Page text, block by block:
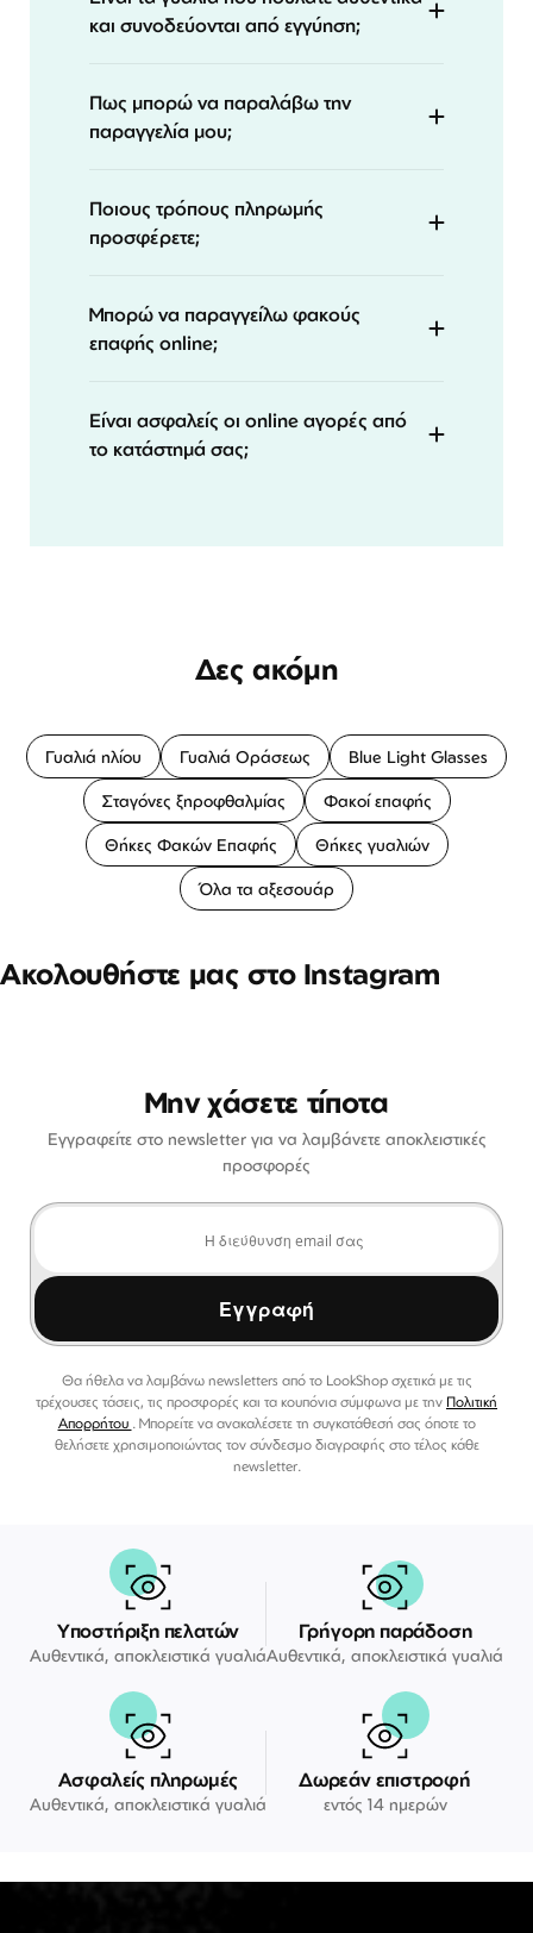
και συνοδεύονται από εγγύηση;
Πως μπορώ να παραλάβω την
παραγγελία μου;
Ποιους τρόπους πληρωμής
προσφέρετε;
Μπορώ να παραγγείλω φακούς
επαφής online;
Είναι ασφαλείς οι online αγορές από
το κατάστημά σας;
Δες ακόμη
Γυαλιά ηλίου Γυαλιά Οράσεως Blue Light Glasses
Σταγόνες ξηροφθαλμίας Φακοί επαφής
Θήκες Φακών Επαφής Θήκες γυαλιών
Όλα τα αξεσουάρ
Ακολουθήστε μας στο Instagram
Μην χάσετε τίποτα
Εγγραφείτε στο newsletter για να λαμβάνετε αποκλειστικές
προσφορές
Εγγραφή
Θα ήθελα να λαμβάνω newsletters από το LookShop σχετικά με τις
τρέχουσες τάσεις, τις προσφορές και τα κουπόνια σύμφωνα με την Πολιτική
Απορρήτου . Μπορείτε να ανακαλέσετε τη συγκατάθεσή σας όποτε το
θελήσετε χρησιμοποιώντας τον σύνδεσμο διαγραφής στο τέλος κάθε
newsletter.
Υποστήριξη πελατών
Αυθεντικά, αποκλειστικά γυαλιά
Γρήγορη παράδοση
Αυθεντικά, αποκλειστικά γυαλιά
Ασφαλείς πληρωμές
Αυθεντικά, αποκλειστικά γυαλιά
Δωρεάν επιστροφή
εντός 14 ημερών